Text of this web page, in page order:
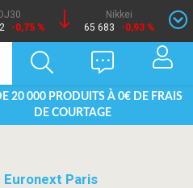
DJ30
-0,75 %
Nikkei
65 683
-0,93 %
20 000 PRODUITS À 0€ DE FRAIS
DE COURTAGE
Euronext Paris